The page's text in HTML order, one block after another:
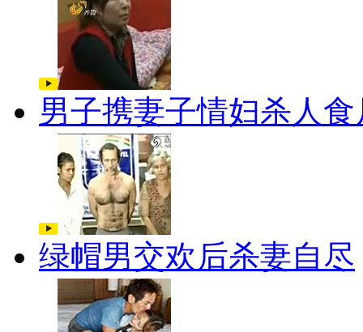
男子携妻子情妇杀人食
绿帽男交欢后杀妻自尽